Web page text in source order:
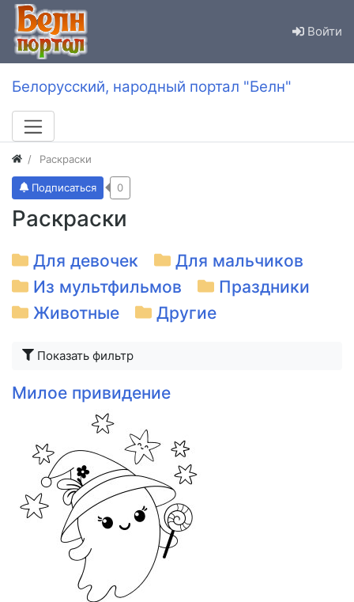
Войти
Белорусский, народный портал "Белн"
Раскраски
Раскраски
Подписаться 0
Для девочек
Для мальчиков
Из мультфильмов
Праздники
Животные
Другие
Показать фильтр
Милое привидение